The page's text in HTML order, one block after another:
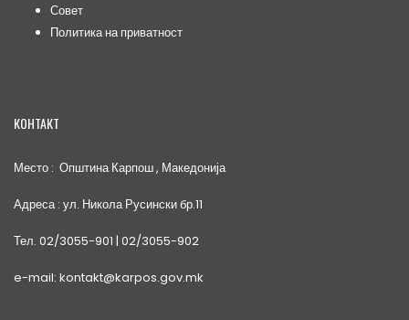
Совет
Политика на приватност
КОНТАКТ
Место : Општина Карпош , Македонија
Адреса : ул. Никола Русински бр.11
Тел. 02/3055-901 | 02/3055-902
e-mail: kontakt@karpos.gov.mk